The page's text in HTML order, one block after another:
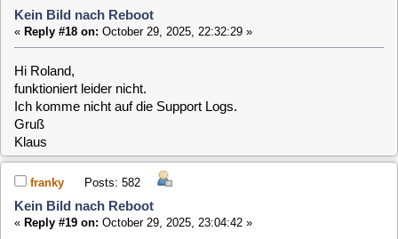
ich habe dein Log bekommen und angeschaut.
Ich kann aber leider keinen Grund für dein Problem finden.
Du hast aber jede Menge VDR Plugins aktiviert, die ich bei
meinen Tests nicht verwendet hatte.
Teste mal eine Neuinstallation ohne zusätzliche VDR-Plugins
zu installieren.
Evtl. macht ja eines der Plugins Probleme.
Gruß
Klaus
franky Posts: 582
Kein Bild nach Reboot
Hallo Stefan,